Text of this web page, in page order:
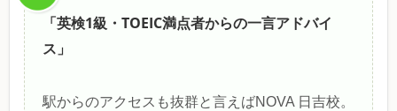
「英検1級・TOEIC満点者からの一言アドバイ
ス」
駅からのアクセスも抜群と言えばNOVA 日吉校。